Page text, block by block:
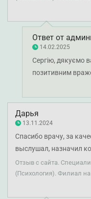
Ответ от
14.02.2025
Сергію, дякуємо
позитивним
Валерія Петруню
Бажаємо вам
Дарья
13.11.2024
Спасибо врачу, за
выслушал, назначил
порекомендовал
назначений.
Отзыв с сайта.
(Психология). Филиал